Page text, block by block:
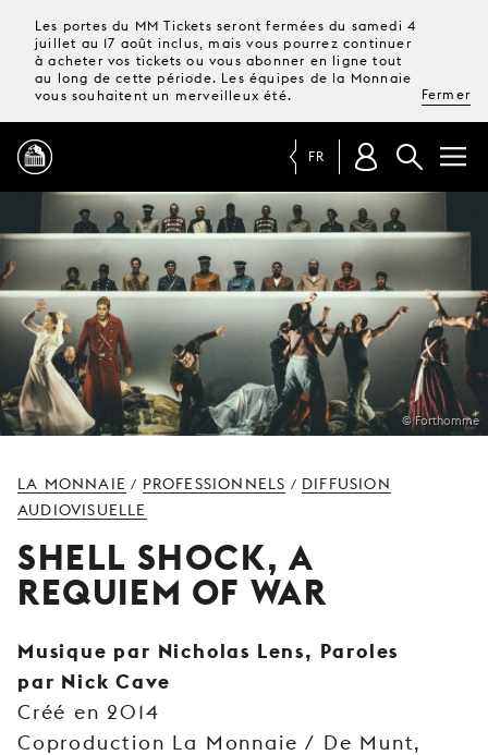
Les portes du MM Tickets seront fermées du samedi 4
juillet au 17 août inclus, mais vous pourrez continuer
à acheter vos tickets ou vous abonner en ligne tout
au long de cette période. Les équipes de la Monnaie
vous souhaitent un merveilleux été.
Fermer
PROGRAMME
MAGAZINE
TICKETS &
ABONNEMENTS
VOTRE
LA
MONNAIE
NOUS
SOUTENIR
FR
© Forthomme
LA MONNAIE / PROFESSIONNELS / DIFFUSION
AUDIOVISUELLE
SHELL SHOCK, A
REQUIEM OF WAR
Musique par Nicholas Lens, Paroles
par Nick Cave
Créé en 2014
Coproduction La Monnaie / De Munt,